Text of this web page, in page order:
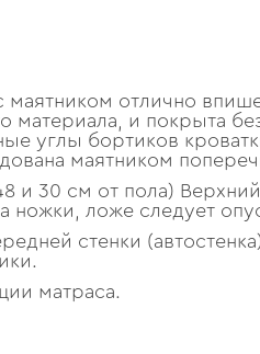
маятником отлично
материала, и покрыта
углы бортиков
маятником
и 30 см от пола)
ножки, ложе следует
стенки
матраса.